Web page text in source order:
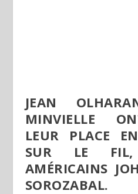
JEAN
MINVIELLE
LEUR PLACE
SUR LE
AMÉRICAINS
SOROZABAL.